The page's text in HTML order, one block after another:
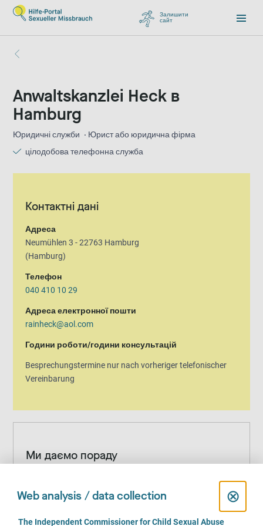
Залишити
сайт, перейти до Google
Anwaltskanzlei Heck в
Hamburg
Юридичні служби
Юрист або юридична фірма
цілодобова телефонна служба
Контактні дані
Адреса
Neumühlen 3 - 22763 Hamburg
(Hamburg)
Телефон
040 410 10 29
Адреса електронної пошти
rainheck@aol.com
Години роботи/години консультацій
Besprechungstermine nur nach vorheriger telefonischer
Vereinbarung
Ми даємо пораду
жінка
чоловік транс-жінка транс-чоловік
небінарна
Web analysis / data collection ⊗
C
l
C
The Independent Commissioner for Child Sexual Abuse